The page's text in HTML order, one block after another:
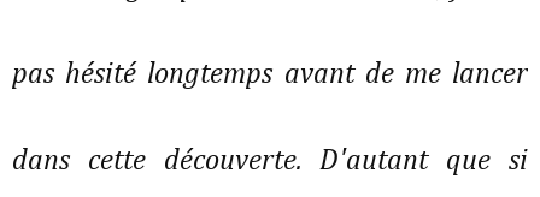
pas hésité longtemps avant de me lancer
dans cette découverte. D'autant que si